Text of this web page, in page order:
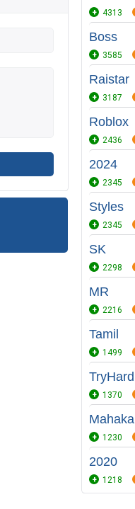
4313
Boss
3585
Raistar
3187
Roblox
2436
2024
2345
Styles
2345
SK
2298
MR
2216
Tamil
1499
TryHard
1370
Mahakal
1230
2020
1218